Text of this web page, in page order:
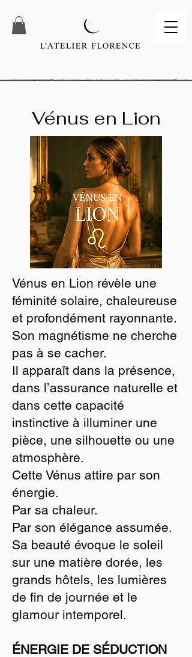
Vénus en Lion
Vénus en Lion révèle une
féminité solaire, chaleureuse
et profondément rayonnante.
Son magnétisme ne cherche
pas à se cacher.
Il apparaît dans la présence,
dans l’assurance naturelle et
dans cette capacité
instinctive à illuminer une
pièce, une silhouette ou une
atmosphère.
Cette Vénus attire par son
énergie.
Par sa chaleur.
Par son élégance assumée.
Sa beauté évoque le soleil
sur une matière dorée, les
grands hôtels, les lumières
de fin de journée et le
glamour intemporel.
ÉNERGIE DE SÉDUCTION